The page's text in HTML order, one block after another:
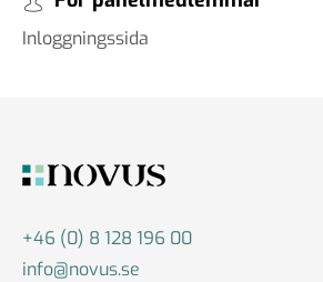
Inloggningssida
+46 (0) 8 128 196 00
info@novus.se